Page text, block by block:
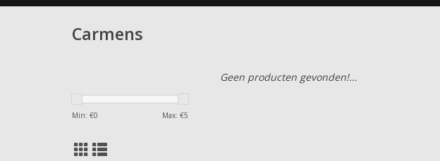
Carmens
Min: €0 Max: €5
Geen producten gevonden!...